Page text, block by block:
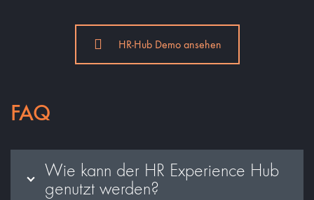
HR-Hub Demo ansehen
FAQ
Wie kann der HR Experience Hub
genutzt werden?